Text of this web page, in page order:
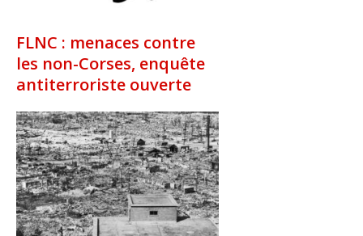
FLNC : menaces contre
les non-Corses, enquête
antiterroriste ouverte